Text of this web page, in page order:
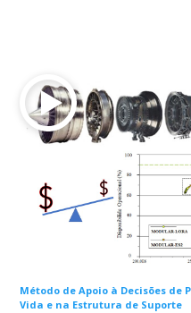
Método de Apoio à Decisões de
Vida e na Estrutura de Suporte